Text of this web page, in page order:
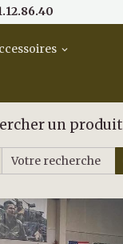
un produit